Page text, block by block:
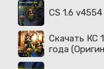
CS 1.6 v4554
Скачать КС
года